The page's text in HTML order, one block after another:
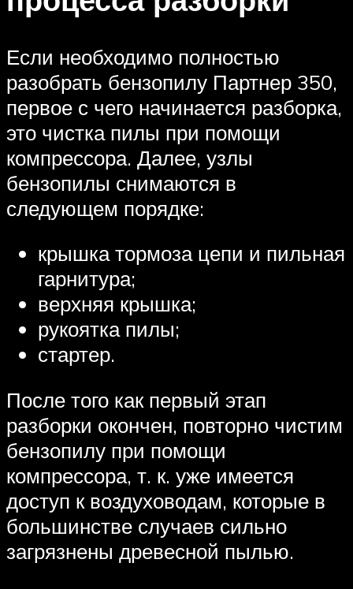
Если необходимо полностью
разобрать бензопилу Партнер 350,
первое с чего начинается разборка,
это чистка пилы при помощи
компрессора. Далее, узлы
бензопилы снимаются в
следующем порядке:
крышка тормоза цепи и пильная
гарнитура;
верхняя крышка;
рукоятка пилы;
стартер.
После того как первый этап
разборки окончен, повторно чистим
бензопилу при помощи
компрессора, т. к. уже имеется
доступ к воздуховодам, которые в
большинстве случаев сильно
загрязнены древесной пылью.